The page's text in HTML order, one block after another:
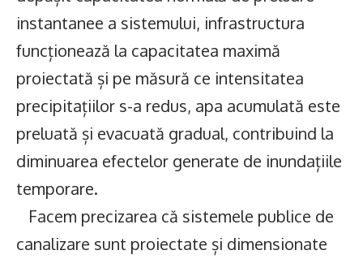
instantanee a sistemului, infrastructura
funcționează la capacitatea maximă
proiectată și pe măsură ce intensitatea
precipitațiilor s-a redus, apa acumulată este
preluată și evacuată gradual, contribuind la
diminuarea efectelor generate de inundațiile
temporare.
Facem precizarea că sistemele publice de
canalizare sunt proiectate și dimensionate